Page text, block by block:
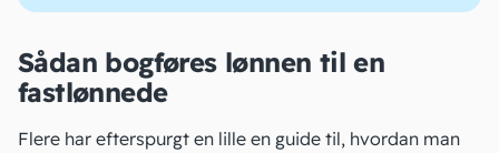
Sådan bogføres lønnen til en
fastlønnede
Flere har efterspurgt en lille en guide til, hvordan man